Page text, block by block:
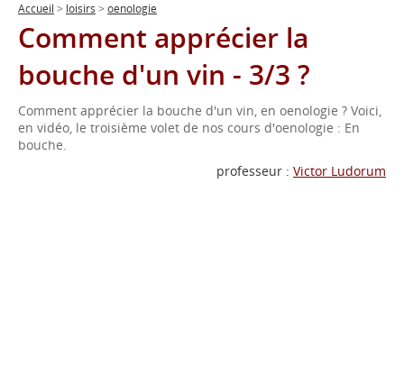
Accueil > loisirs > oenologie
Comment apprécier la
bouche d'un vin - 3/3 ?
Comment apprécier la bouche d'un vin, en oenologie ? Voici,
en vidéo, le troisième volet de nos cours d'oenologie : En
bouche.
professeur : Victor Ludorum